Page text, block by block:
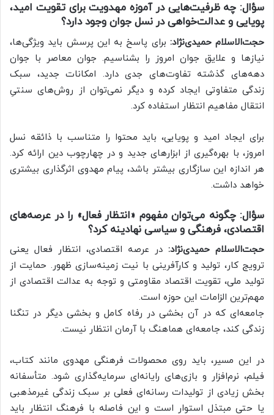
سؤال: چه ظرفیت‌هایی در آموزه مهدویت برای تقویت امید،
پویایی و عدالت‌خواهی در نسل جوان وجود دارد؟
حجت‌الاسلام حمیدی‌نژاد: برای پاسخ به این پرسش باید ویژگی‌ها،
نیازها و علایق جوان امروز را بشناسیم. جوان معاصر با جوان
دهه‌های گذشته تفاوت‌های جدی دارد. امکانات جدید، سبک
زندگی متفاوتی ایجاد کرده و دیگر نمی‌توان از روش‌های سنتیِ
انتقال مفاهیم انتظار استفاده کرد.
برای ایجاد امید و پویایی، باید محتوا را متناسب با ذائقه نسل
امروز، با بهره‌گیری از ابزارهای جدید و در چهارچوب دین ارائه کرد.
هر اندازه این سازگاری بیشتر باشد، پیام مهدوی اثرگذاری بیشتری
خواهد داشت.
سؤال: چگونه می‌توان مفهوم «انتظار فعال» را در عرصه‌های
اقتصادی، فرهنگی و سیاسی نهادینه کرد؟
حجت‌الاسلام حمیدی‌نژاد: در عرصه اقتصادی، انتظار فعال یعنی
ترویج کار، تولید و کارآفرینی با نیت زمینه‌سازی ظهور. حمایت از
تولید ملی، تقویت اقتصاد مقاومتی و توجه به عدالت اقتصادی از
مهم‌ترین الزامات این حوزه است.
جامعه‌ای که در آن بخشی در رفاه کامل و بخشی دیگر در تنگنا
زندگی کند، جامعه‌ای هماهنگ با آرمان انتظار نیست.
در این مسیر، باید روی محصولات فرهنگی مهدوی مانند کتاب،
فیلم، نرم‌افزار و بازی‌های رایانه‌ای سرمایه‌گذاری شود. متأسفانه
بخش زیادی از تولیدات رسانه‌ای فعلی بر سبک زندگی غیرمذهبی
یا حتی مبتذل استوار است و این فاصله با فرهنگ انتظار باید